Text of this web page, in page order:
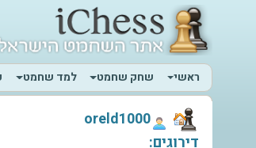
ראשי
שחק שחמט למד שחמט
‫oreld1000‬
דירוגים: